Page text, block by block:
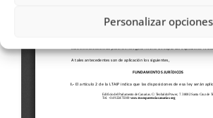
Personalizar opciones